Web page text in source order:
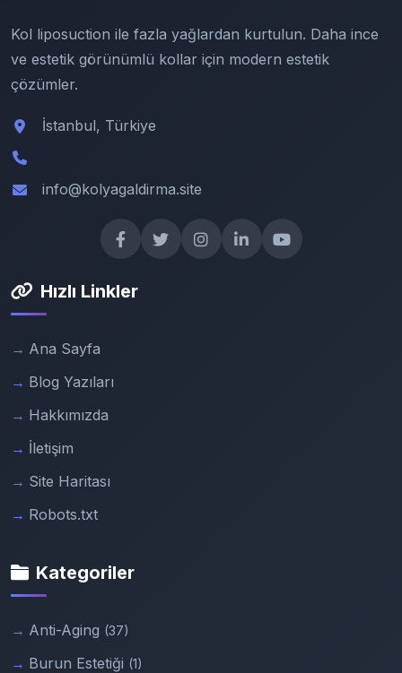
Kol liposuction ile fazla yağlardan kurtulun. Daha ince
ve estetik görünümlü kollar için modern estetik
çözümler.
İstanbul, Türkiye
info@kolyagaldirma.site
Hızlı Linkler
Ana Sayfa
Blog Yazıları
Hakkımızda
İletişim
Site Haritası
Robots.txt
Kategoriler
Anti-Aging (37)
Burun Estetiği (1)